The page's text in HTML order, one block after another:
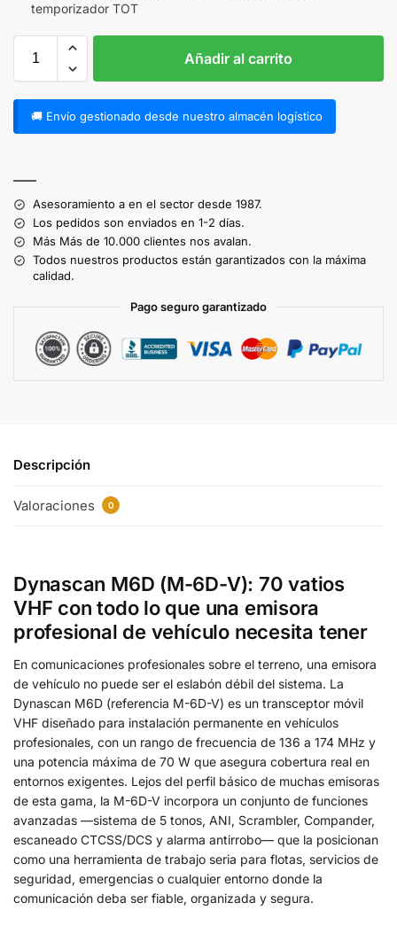
temporizador TOT
Añadir al carrito
🚚 Envío gestionado desde nuestro almacén logístico
l
t
e
r
n
——
Asesoramiento a en el sector desde 1987.
Los pedidos son enviados en 1-2 días.
Más Más de 10.000 clientes nos avalan.
Todos nuestros productos están garantizados con la máxima
calidad.
Pago seguro garantizado
Descripción
Valoraciones 0
Dynascan M6D (M-6D-V): 70 vatios
VHF con todo lo que una emisora
profesional de vehículo necesita tener
En comunicaciones profesionales sobre el terreno, una emisora
de vehículo no puede ser el eslabón débil del sistema. La
Dynascan M6D (referencia M-6D-V) es un transceptor móvil
VHF diseñado para instalación permanente en vehículos
profesionales, con un rango de frecuencia de 136 a 174 MHz y
una potencia máxima de 70 W que asegura cobertura real en
entornos exigentes. Lejos del perfil básico de muchas emisoras
de esta gama, la M-6D-V incorpora un conjunto de funciones
avanzadas —sistema de 5 tonos, ANI, Scrambler, Compander,
escaneado CTCSS/DCS y alarma antirrobo— que la posicionan
como una herramienta de trabajo seria para flotas, servicios de
seguridad, emergencias o cualquier entorno donde la
comunicación deba ser fiable, organizada y segura.